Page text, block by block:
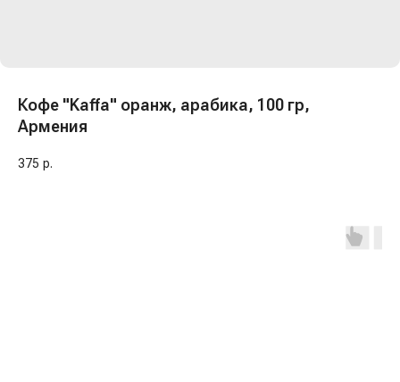
Кофе "Kaffa" оранж, арабика, 100 гр,
Армения
375 р.